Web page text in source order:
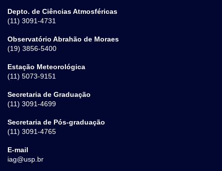
Depto. de Ciências Atmosféricas
(11) 3091-4731
Observatório Abrahão de Moraes
(19) 3856-5400
Estação Meteorológica
(11) 5073-9151
Secretaria de Graduação
(11) 3091-4699
Secretaria de Pós-graduação
(11) 3091-4765
E-mail
iag@usp.br